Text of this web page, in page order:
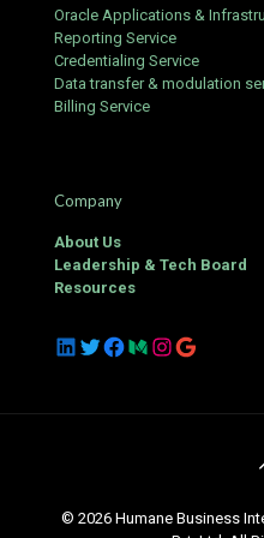
Oracle Applications &
Reporting Service
Credentialing Service
Data transfer & modulation
Billing Service
Company
About Us
Leadership & Tech Board
Resources
LinkedIn
Twitter
Facebook
Medium
Instagram
Google
© 2026 Humane Business